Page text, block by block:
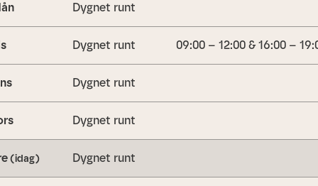
Dygnet runt
Dygnet runt 09:00 – 12:00 & 16:00 –
Dygnet runt
Dygnet runt
(idag) Dygnet runt